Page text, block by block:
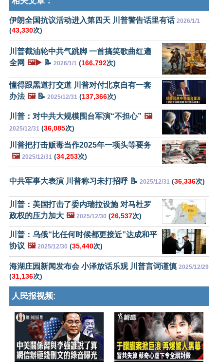
伊朗全国抗议活动进入第四天 川普警告话里有话 2026/1/1
(43,330次)
川普截油轮中共气跳脚 一首搞笑歌曲红遍
全网 🖼️▶️ 📝 2026/1/1 (166,792次)
懂得跟黑道打交道 川普对付北京自有一套
办法 🖼️📝 2025/12/31 (137,366次)
川普：对中共大规模围台军演“不担心” 🖼️
2025/12/31 (36,085次)
川普把打击贩毒当作2025年一项头等要务
🖼️ 2025/12/31 (34,253次)
中共军事大表演 川普称习未打招呼 📝 2025/12/31 (36,336次)
川普：美国打击了委内瑞拉设施 对马杜罗
政权的压力加大 🖼️ 2025/12/30 (26,537次)
川普：乌俄“比任何时候都更接近”达成和平
协议 🖼️ 2025/12/30 (35,440次)
海湖庄园新闻发布会 小泽放话乐观 川普言词谨慎 2025/12/29
(31,136次)
人民报视频: